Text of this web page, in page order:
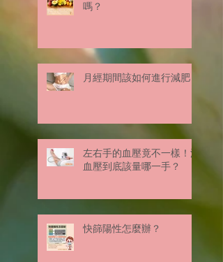
嗎？
月經期間該如何進行減肥？
左右手的血壓竟不一樣！測
血壓到底該量哪一手？
快篩陽性怎麼辦？